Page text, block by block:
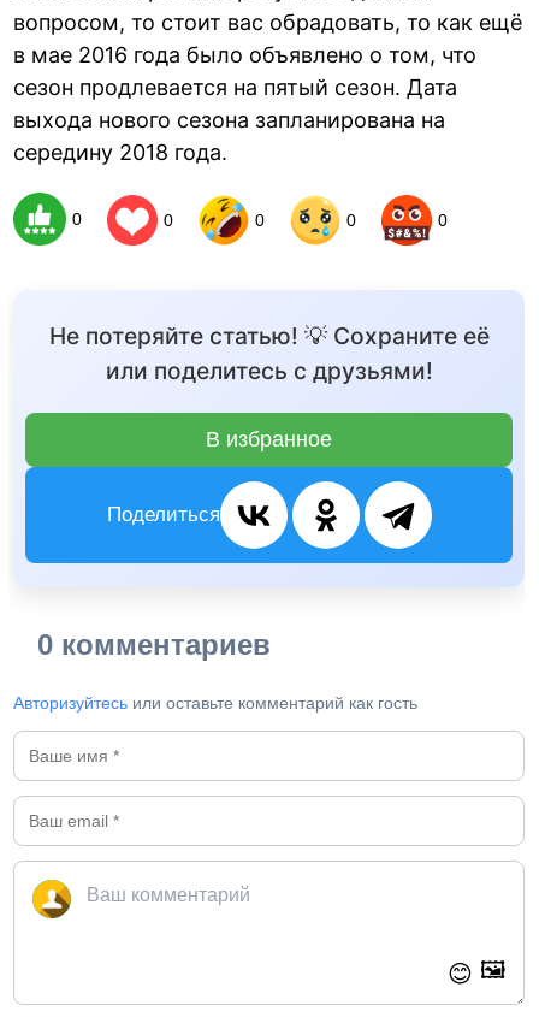
вопросом, то стоит вас обрадовать, то как ещё
в мае 2016 года было объявлено о том, что
сезон продлевается на пятый сезон. Дата
выхода нового сезона запланирована на
середину 2018 года.
0 0 0 0 0
Не потеряйте статью! 💡 Сохраните её
или поделитесь с друзьями!
В избранное
Поделиться
0 комментариев
Авторизуйтесь или оставьте комментарий как гость
😊 🖼️